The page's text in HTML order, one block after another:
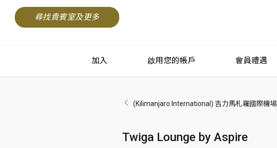
尋找貴賓室及更多
加入 啟用您的帳戶 會員禮遇
(Kilimanjaro International) 吉力馬札羅國際機場
Twiga Lounge by Aspire